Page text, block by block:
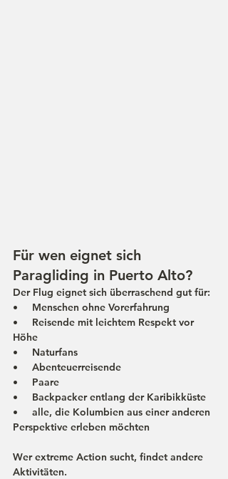
Für wen eignet sich
Paragliding in Puerto Alto?
Der Flug eignet sich überraschend gut für:
•     Menschen ohne Vorerfahrung
•     Reisende mit leichtem Respekt vor
Höhe
•     Naturfans
•     Abenteuerreisende
•     Paare
•     Backpacker entlang der Karibikküste
•     alle, die Kolumbien aus einer anderen
Perspektive erleben möchten
Wer extreme Action sucht, findet andere
Aktivitäten.